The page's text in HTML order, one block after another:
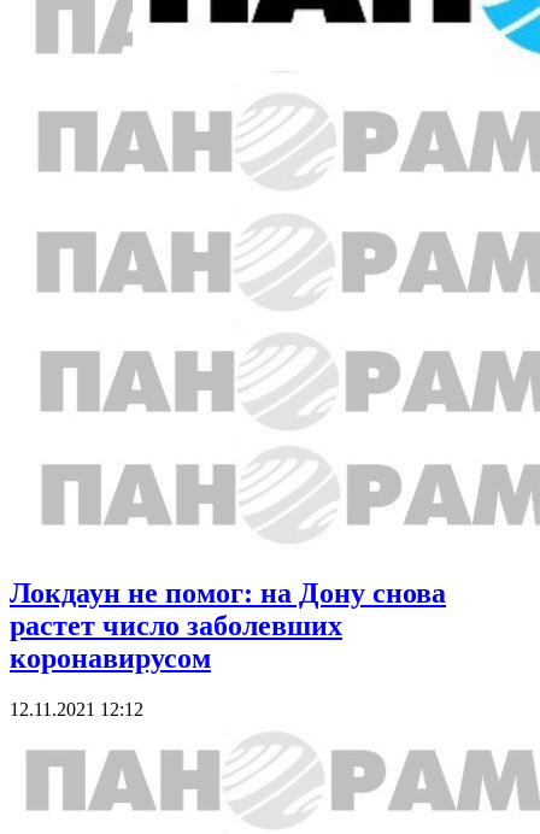
Локдаун не помог: на Дону снова
растет число заболевших
коронавирусом
12.11.2021 12:12